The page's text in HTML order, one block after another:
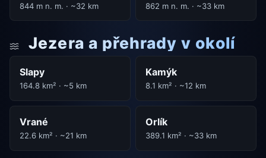
844 m n. m. · ~32 km 862 m n. m. · ~33 km
Jezera a přehrady v okolí
Slapy
164.8 km² · ~5 km
Kamýk
8.1 km² · ~12 km
Vrané
22.6 km² · ~21 km
Orlík
389.1 km² · ~33 km